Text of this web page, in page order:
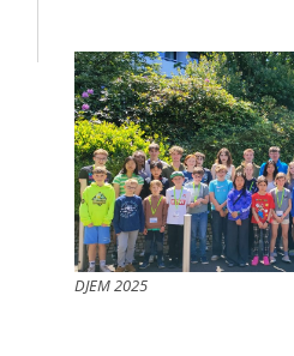
DJEM 2025